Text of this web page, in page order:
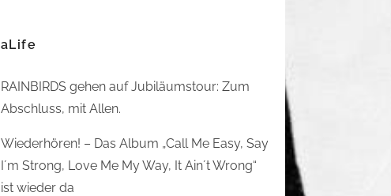
aLife
RAINBIRDS gehen auf Jubiläumstour: Zum
Abschluss, mit Allen.
Wiederhören! – Das Album „Call Me Easy, Say
I´m Strong, Love Me My Way, It Ain´t Wrong“
ist wieder da